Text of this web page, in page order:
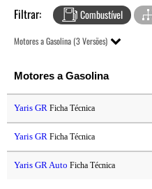
Filtrar: Combustível
Motores a Gasolina (3 Versões)
Motores a Gasolina
Yaris GR Ficha Técnica
Yaris GR Ficha Técnica
Yaris GR Auto Ficha Técnica